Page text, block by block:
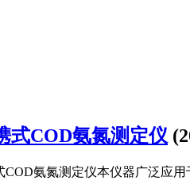
式COD氨氮测定仪
COD氨氮测定仪本仪器广泛应